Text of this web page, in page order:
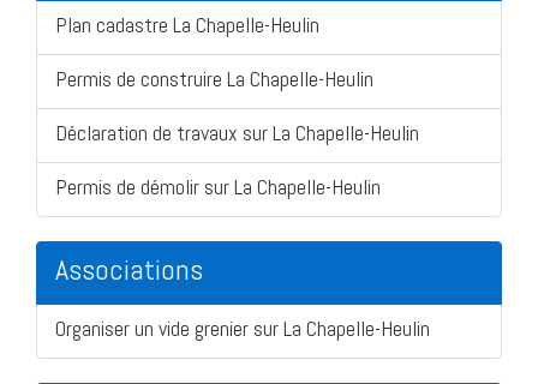
Plan cadastre La Chapelle-Heulin
Permis de construire La Chapelle-Heulin
Déclaration de travaux sur La Chapelle-Heulin
Permis de démolir sur La Chapelle-Heulin
Associations
Organiser un vide grenier sur La Chapelle-Heulin